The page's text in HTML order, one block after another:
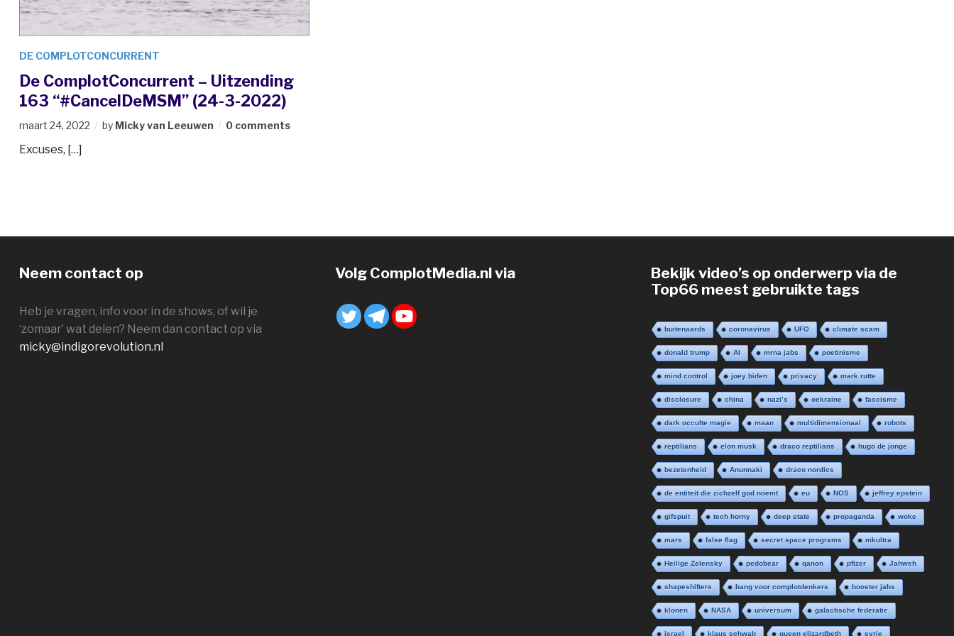
DE COMPLOTCONCURRENT
De ComplotConcurrent – Uitzending
163 “#CancelDeMSM” (24-3-2022)
maart 24, 2022 by Micky van Leeuwen 0 comments
Excuses, […]
Neem contact op
Heb je vragen, info voor in de shows, of wil je
‘zomaar’ wat delen? Neem dan contact op via
micky@indigorevolution.nl
Volg ComplotMedia.nl via
Bekijk video’s op onderwerp via de
Top66 meest gebruikte tags
buitenaards coronavirus UFO climate scam
donald trump AI mrna jabs poetinisme
mind control joey biden privacy mark rutte
disclosure china nazi’s oekraine fascisme
dark occulte magie maan multidimensionaal robots
reptilians elon musk draco reptilians hugo de jonge
bezetenheid Anunnaki draco nordics
de entiteit die zichzelf god noemt eu NOS jeffrey epstein
gifspuit tech horny deep state propaganda woke
mars false flag secret space programs mkultra
Heilige Zelensky pedobear qanon pfizer Jahweh
shapeshifters bang voor complotdenkers booster jabs
klonen NASA universum galactische federatie
israel klaus schwab queen elizardbeth syrie